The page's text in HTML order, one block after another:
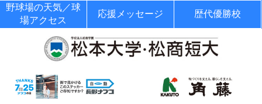
野球場の天気／球
場アクセス
応援メッセージ 歴代優勝校